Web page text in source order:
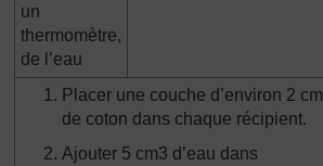
un
thermomètre,
de l’eau
Placer une couche d’environ 2 cm
de coton dans chaque récipient.
Ajouter 5 cm3 d’eau dans